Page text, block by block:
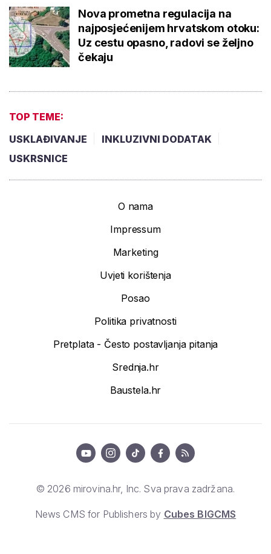
Nova prometna regulacija na
najposjećenijem hrvatskom otoku:
Uz cestu opasno, radovi se željno
čekaju
TOP TEME:
USKLAĐIVANJE
INKLUZIVNI DODATAK
USKRSNICE
O nama
Impressum
Marketing
Uvjeti korištenja
Posao
Politika privatnosti
Pretplata - Često postavljanja pitanja
Srednja.hr
Baustela.hr
© 2026 mirovina.hr, Inc. Sva prava zadržana.
News CMS for Publishers by Cubes BIGCMS